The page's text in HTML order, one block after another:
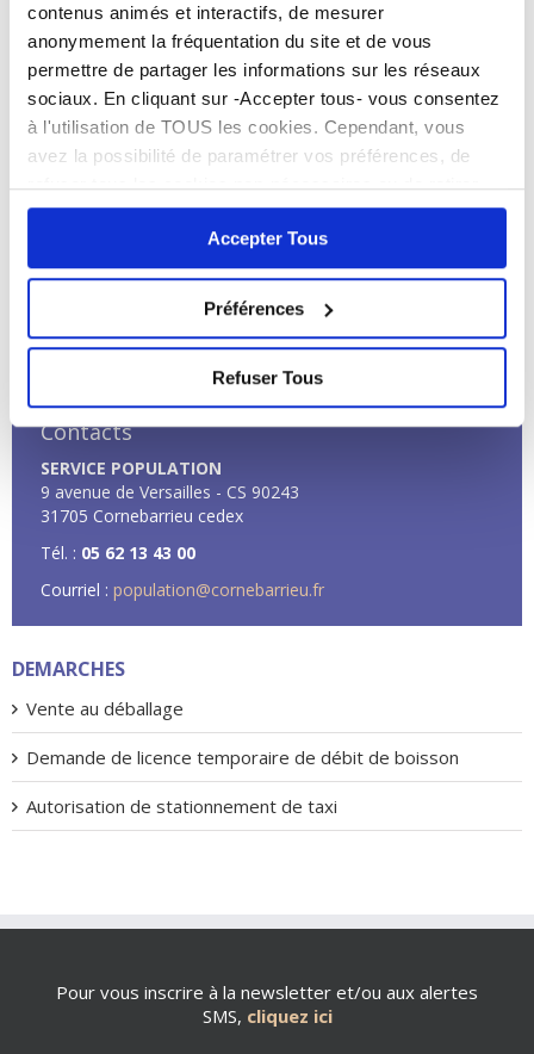
contenus animés et interactifs, de mesurer
anonymement la fréquentation du site et de vous
permettre de partager les informations sur les réseaux
sociaux. En cliquant sur -Accepter tous- vous consentez
à l'utilisation de TOUS les cookies. Cependant, vous
avez la possibilité de paramétrer vos préférences, de
refuser tous les cookies non-nécessaires ou de retirer
entièrement votre consentement. Attention, le fait de ne
pas accepter tous les cookies peut bloquer certaines
fonctionnalités du site.> Lire notre Politique de
Accepter Tous
Préférences
Refuser Tous
lettre de demande de concession
pièce d’identité
livret de famille
Devis opérateurs funéraires
2025
Contacts
SERVICE POPULATION
9 avenue de Versailles - CS 90243
31705 Cornebarrieu cedex
Tél. : 05 62 13 43 00
Courriel : population@cornebarrieu.fr
DEMARCHES
Vente au déballage
Demande de licence temporaire de débit de boisson
Autorisation de stationnement de taxi
Pour vous inscrire à la newsletter et/ou aux alertes
SMS, cliquez ici